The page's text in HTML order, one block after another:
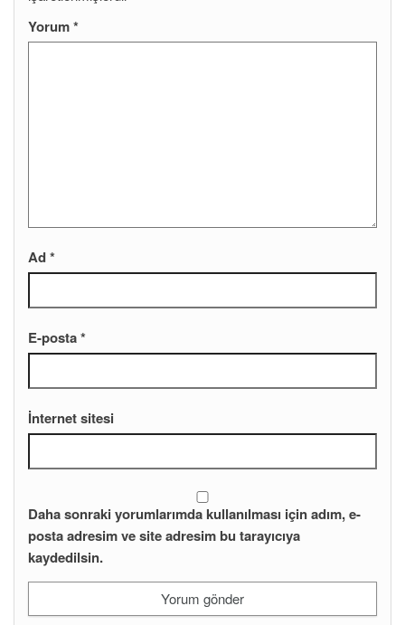
Yorum*
Ad*
E-posta*
İnternet sitesi
Daha sonraki yorumlarımda kullanılması için adım, e-
posta adresim ve site adresim bu tarayıcıya
kaydedilsin.